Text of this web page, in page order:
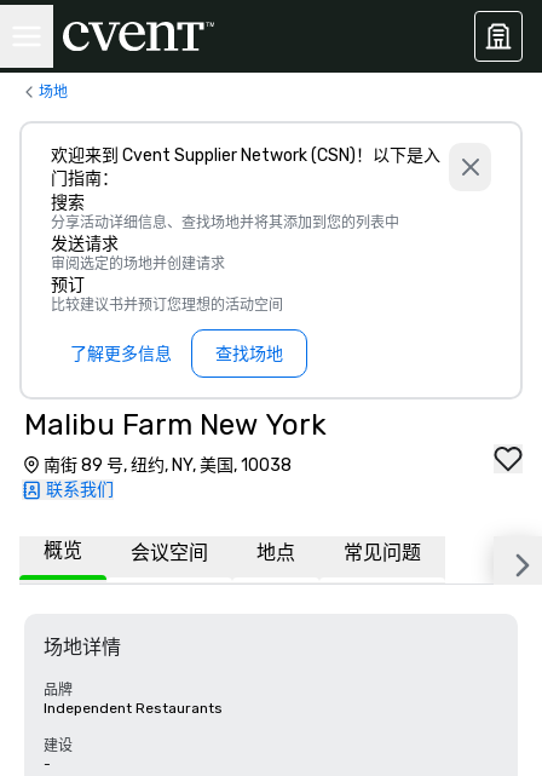
场地
欢迎来到 Cvent Supplier Network (CSN)！以下是入
门指南：
搜索
分享活动详细信息、查找场地并将其添加到您的列表中
发送请求
审阅选定的场地并创建请求
预订
比较建议书并预订您理想的活动空间
了解更多信息 查找场地
Malibu Farm New York
南街 89 号, 纽约, NY, 美国, 10038
联系我们
概览 会议空间 地点 常见问题
场地详情
品牌
Independent Restaurants
建设
-